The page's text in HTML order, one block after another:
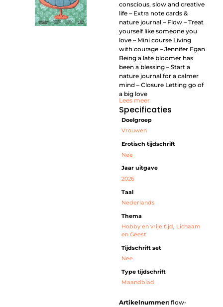
conscious, slow and creative
life – Extra note cards &
nature journal – Flow – Treat
yourself like someone you
love – Mini course Living
with courage – Jennifer Egan
Being a late bloomer has
been a blessing – Start a
nature journal for a calmer
mind – Closure Letting go of
a big love
Lees meer
Specificaties
Doelgroep
Vrouwen
Erotisch tijdschrift
Nee
Jaar uitgave
2026
Taal
Nederlands
Thema
Hobby en vrije tijd, Lichaam
en Geest
Tijdschrift set
Nee
Type tijdschrift
Maandblad
Artikelnummer: flow-